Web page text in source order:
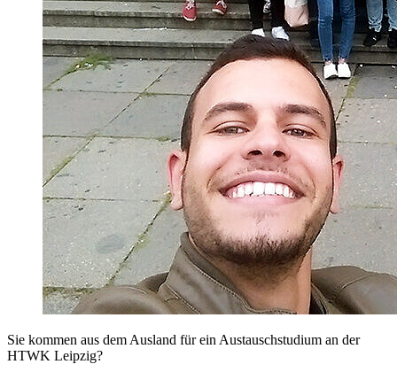
Sie kommen aus dem Ausland für ein Austauschstudium an der
HTWK Leipzig?